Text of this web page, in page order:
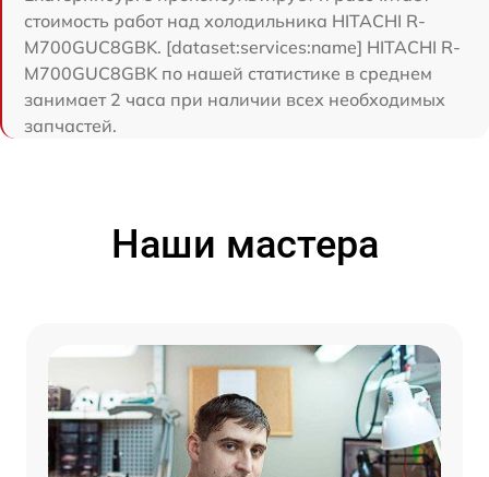
стоимость работ над холодильника HITACHI R-
M700GUC8GBK. [dataset:services:name] HITACHI R-
M700GUC8GBK по нашей статистике в среднем
занимает 2 часа при наличии всех необходимых
запчастей.
Наши мастера